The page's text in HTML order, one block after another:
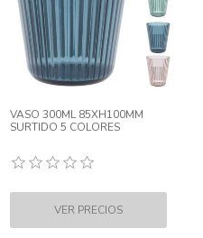
VASO 300ML 85XH100MM
SURTIDO 5 COLORES